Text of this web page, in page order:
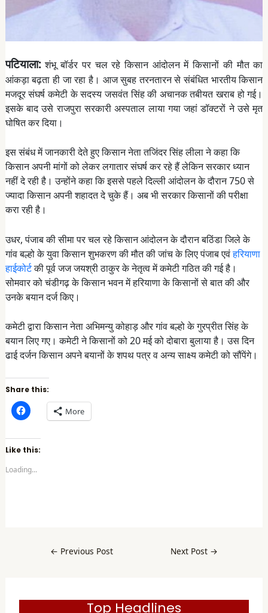
पटियाला:शंभू बॉर्डर पर चल रहे किसान आंदोलन में किसानों की मौत का
आंकड़ा बढ़ता ही जा रहा है। आज सुबह तरनतारन से संबंधित भारतीय किसान
मजदूर संघर्ष कमेटी के सदस्य जसवंत सिंह की अचानक तबीयत खराब हो गई।
इसके बाद उसे राजपुरा सरकारी अस्पताल लाया गया जहां डॉक्टरों ने उसे मृत
घोषित कर दिया।
इस संबंध में जानकारी देते हुए किसान नेता तजिंदर सिंह लीला ने कहा कि
किसान अपनी मांगों को लेकर लगातार संघर्ष कर रहे हैं लेकिन सरकार ध्यान
नहीं दे रही है। उन्होंने कहा कि इससे पहले दिल्ली आंदोलन के दौरान 750 से
ज्यादा किसान अपनी शहादत दे चुके हैं। अब भी सरकार किसानों की परीक्षा
करा रही है।
उधर, पंजाब की सीमा पर चल रहे किसान आंदोलन के दौरान बठिंडा जिले के
गांव बल्हो के युवा किसान शुभकरण की मौत की जांच के लिए पंजाब एवंहरियाणा
हाईकोर्टकी पूर्व जज जयश्री ठाकुर के नेतृत्व में कमेटी गठित की गई है।
सोमवार को चंडीगढ़ के किसान भवन में हरियाणा के किसानों से बात की और
उनके बयान दर्ज किए।
कमेटी द्वारा किसान नेता अभिमन्यु कोहाड़ और गांव बल्हो के गुरप्रीत सिंह के
बयान लिए गए। कमेटी ने किसानों को 20 मई को दोबारा बुलाया है। उस दिन
ढाई दर्जन किसान अपने बयानों के शपथ पत्र व अन्य साक्ष्य कमेटी को सौंपेंगे।
Share this:
C
l
k
t
o
h
e
More
Like this:
Loading...
← Previous Post Next Post →
Top Headlines